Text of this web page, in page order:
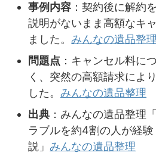
事例内容 ：契約後に解約
説明がないまま高額なキ
ました。 みんなの遺品整理
問題点 ：キャンセル料に
く、突然の高額請求によ
した。 みんなの遺品整理
出典 ：みんなの遺品整理
ラブルを約4割の人が経
説」 みんなの遺品整理